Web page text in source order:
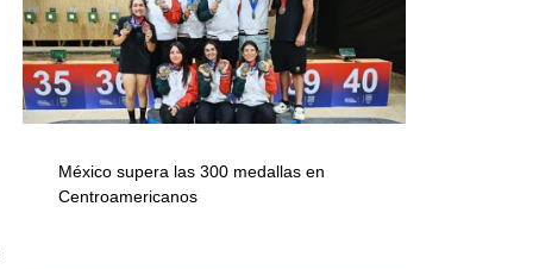
México supera las 300 medallas en
Centroamericanos